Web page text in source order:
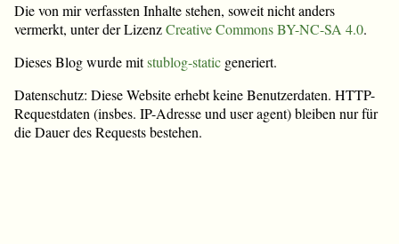
Die von mir verfassten Inhalte stehen, soweit nicht anders
vermerkt, unter der LizenzCreative Commons BY-NC-SA 4.0.
Dieses Blog wurde mitstublog-static generiert.
Datenschutz: Diese Website erhebt keine Benutzerdaten. HTTP-
Requestdaten (insbes. IP-Adresse und user agent) bleiben nur für
die Dauer des Requests bestehen.